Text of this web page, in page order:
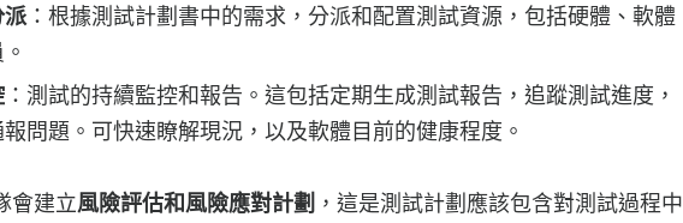
派 ：根據測試計劃書中的需求，分派和配置測試資源，包括硬體、軟體
：測試的持續監控和報告。這包括定期生成測試報告，追蹤測試進度，
問題。可快速瞭解現況，以及軟體目前的健康程度。
會建立風險評估和風險應對計劃 ，這是測試計劃應該包含對測試過程中